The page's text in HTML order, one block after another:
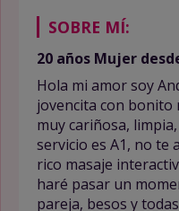
SOBRE MÍ:
20 años Mujer
Hola mi amor soy
jovencita con
muy cariñosa,
servicio es A1, no te
rico masaje
haré pasar un
pareja, besos y